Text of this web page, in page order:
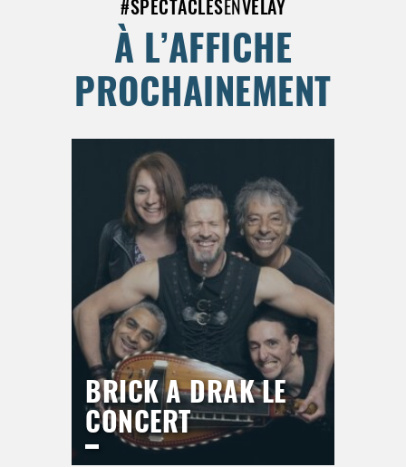
#SPECTACLESENVELAY
À L’AFFICHE
PROCHAINEMENT
BRICK A DRAK LE
CONCERT